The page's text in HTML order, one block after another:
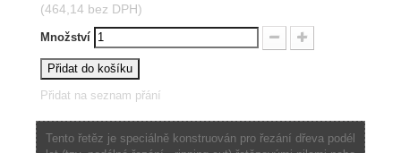
(464,14 bez DPH)
Množství
Přidat do košíku
Přidat na seznam přání
Tento řetěz je speciálně konstruován pro řezání dřeva podél